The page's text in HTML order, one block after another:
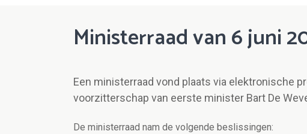
Ministerraad van 6 juni
Een ministerraad vond plaats via elektronische
voorzitterschap van eerste minister Bart De
De ministerraad nam de volgende beslissingen: